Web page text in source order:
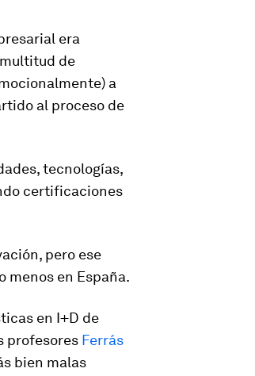
era
de
a
al proceso de
tecnologías,
certificaciones
pero ese
menos en España.
en I+D de
profesores Ferrás
bien malas